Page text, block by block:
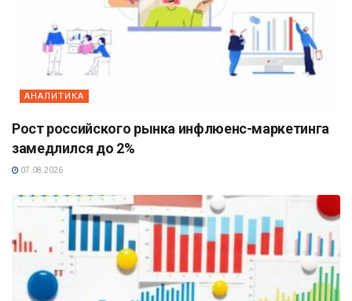
АНАЛИТИКА
Рост российского рынка инфлюенс-маркетинга
замедлился до 2%
07.08.2026